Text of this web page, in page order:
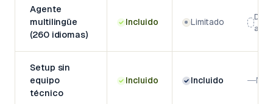
Agente
multilingüe
(260 idiomas)
Incluido Limitado
De
Setup sin
equipo
técnico
Incluido Incluido No